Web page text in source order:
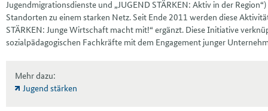
Jugendmigrationsdienste und „JUGEND STÄRKEN: Aktiv in der
Standorten zu einem starken Netz. Seit Ende 2011 werden diese
STÄRKEN: Junge Wirtschaft macht mit!“ ergänzt. Diese Initiative
sozialpädagogischen Fachkräfte mit dem Engagement junger
Mehr dazu:
Jugend stärken